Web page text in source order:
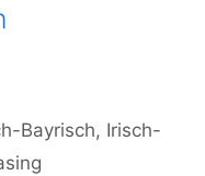
Bayrisch, Irisch-